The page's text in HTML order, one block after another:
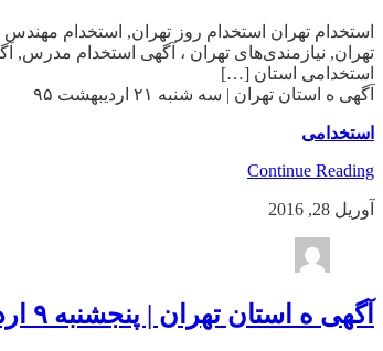
استخدام تهران استخدام روز تهران, استخدام
تهران, نیازمندی‌های تهران ، آگهی استخدام مدرس,
استخدامی استان […]
آگهی ه استان تهران | سه شنبه ۲۱ اردیبهشت ۹۵
استخدامی
Continue Reading
آوریل 28, 2016
آگهی ه استان تهران | پنجشنبه ۹ اردیبهشت ۹۵